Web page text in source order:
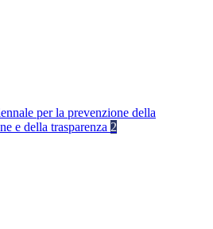
per la prevenzione della
e della trasparenza 2